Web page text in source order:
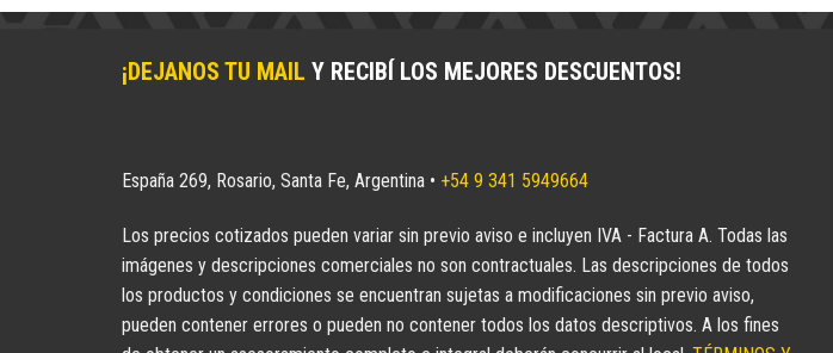
¡DEJANOS TU MAIL Y RECIBÍ LOS MEJORES DESCUENTOS!
España 269, Rosario, Santa Fe, Argentina • +54 9 341 5949664
Los precios cotizados pueden variar sin previo aviso e incluyen IVA - Factura A. Todas las
imágenes y descripciones comerciales no son contractuales. Las descripciones de todos
los productos y condiciones se encuentran sujetas a modificaciones sin previo aviso,
pueden contener errores o pueden no contener todos los datos descriptivos. A los fines